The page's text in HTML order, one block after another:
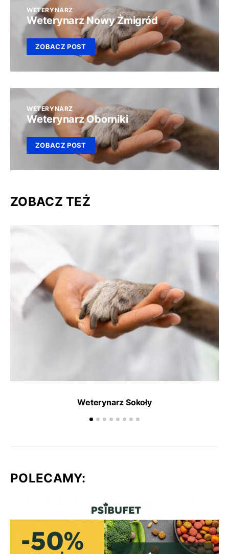
WETERYNARZ
Weterynarz Nowy Żmigród
ZOBACZ POST
WETERYNARZ
Weterynarz Oborniki
ZOBACZ POST
ZOBACZ TEŻ
Weterynarz Sokoły
POLECAMY: